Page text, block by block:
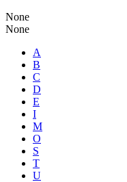
None
None
A
B
C
D
E
I
M
O
S
T
U